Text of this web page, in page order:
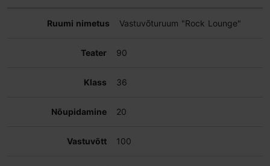
Vastuvõturuum "Rock Lounge"
90
36
20
100